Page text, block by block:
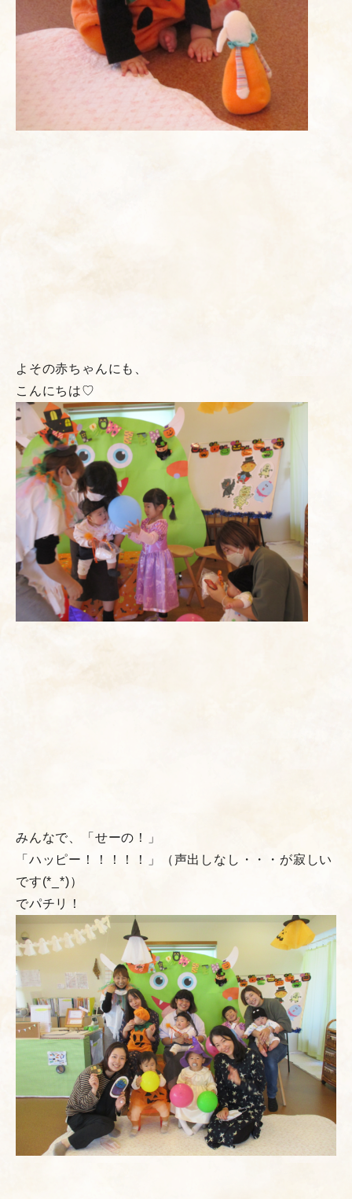
よその赤ちゃんにも、
こんにちは♡
みんなで、「せーの！」
「ハッピー！！！！！」（声出しなし・・・が寂しい
です(*_*)）
でパチリ！